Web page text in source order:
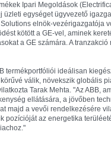
Ipari Megoldások
üzleti egységet ügyvezető
elnök-vezérigazgatója
kötött a GE-vel, aminek
a GE számára. A
termékportfóliói ideálisan
válik, növekszik globális
Tarak Mehta. "Az ABB,
ellátására, a jövőben
majd a vevői rendelkezésére
pozícióját az energetika